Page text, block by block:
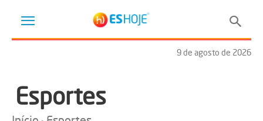
9 de agosto de 2026
Esportes